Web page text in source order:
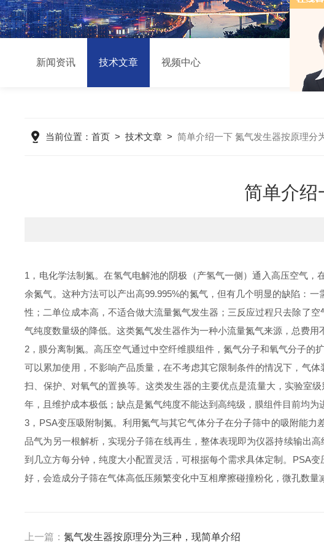
新闻资讯 技术文章 视频中心
当前位置：首页 >技术文章 >简单介绍一下 氮气发生器按原理分
简单介绍
1，电化学法制氮。在氢气电解池的阴极（产氢气一侧）通入高压空气
余氮气。这种方法可以产出高99.995%的氮气，但有几个明显的缺陷：
性；二单位成本高，不适合做大流量氮气发生器；三反应过程只去除了
气纯度数量级的降低。这类氮气发生器作为一种小流量氮气来源，总费
2，膜分离制氮。高压空气通过中空纤维膜组件，氮气分子和氧气分子的
可以累加使用，不影响产品质量，在不考虑其它限制条件的情况下，气
扫、保护、对氧气的置换等。这类发生器的主要优点是流量大，实验室
年，且维护成本极低；缺点是氮气纯度不能达到高纯级，膜组件目前均
3，PSA变压吸附制氮。利用氮气与其它气体分子在分子筛中的吸附能
品气为另一根解析，实现分子筛在线再生，整体表现即为仪器持续输出
到几立方每分钟，纯度大小配置灵活，可根据每个需求具体定制。PSA
好，会造成分子筛在气体高低压频繁变化中互相摩擦碰撞粉化，微孔数量
上一篇：氮气发生器按原理分为三种，现简单介绍